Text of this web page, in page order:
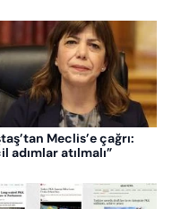
Meclis’e çağrı:
adımlar atılmalı”